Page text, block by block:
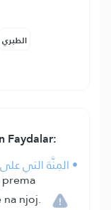
الطبري
Faydalar:
• المِنَّة التي
njoj.